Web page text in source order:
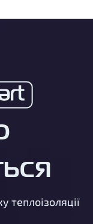
теплоізоляції